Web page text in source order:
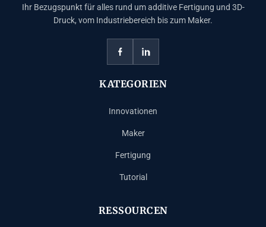
Ihr Bezugspunkt für alles rund um additive Fertigung und 3D-
Druck, vom Industriebereich bis zum Maker.
KATEGORIEN
Innovationen
Maker
Fertigung
Tutorial
RESSOURCEN